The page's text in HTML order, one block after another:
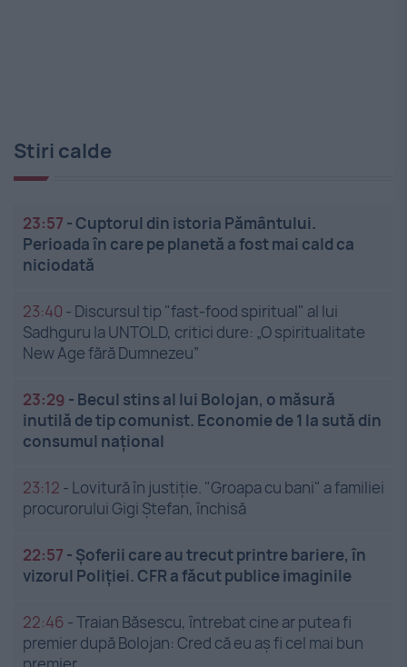
Stiri calde
23:57 -Cuptorul din istoria Pământului.
Perioada în care pe planetă a fost mai cald ca
niciodată
23:40 - Discursul tip "fast-food spiritual" al lui
Sadhguru la UNTOLD, critici dure: „O spiritualitate
New Age fără Dumnezeu”
23:29 - Becul stins al lui Bolojan, o măsură
inutilă de tip comunist. Economie de 1 la sută din
consumul național
23:12 - Lovitură în justiție. "Groapa cu bani" a familiei
procurorului Gigi Ștefan, închisă
22:57 - Șoferii care au trecut printre bariere, în
vizorul Poliției. CFR a făcut publice imaginile
22:46 -Traian Băsescu, întrebat cine ar putea fi
premier după Bolojan: Cred că eu aș fi cel mai bun